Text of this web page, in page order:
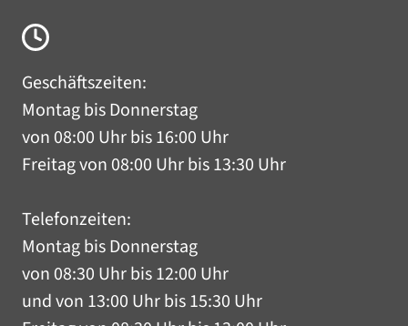
Geschäftszeiten:
Montag bis Donnerstag
von 08:00 Uhr bis 16:00 Uhr
Freitag von 08:00 Uhr bis 13:30 Uhr
Telefonzeiten:
Montag bis Donnerstag
von 08:30 Uhr bis 12:00 Uhr
und von 13:00 Uhr bis 15:30 Uhr